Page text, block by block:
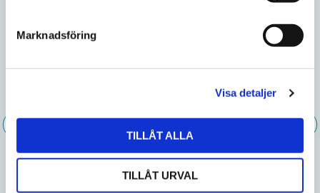
Marknadsföring
Visa detaljer
TILLÅT ALLA
TILLÅT URVAL